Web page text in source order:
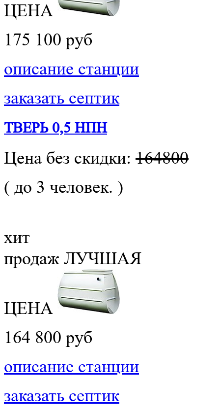
ЦЕНА
175 100 руб
описание станции
заказать септик
ТВЕРЬ 0,5 НПН
Цена без скидки: 164800
( до 3 человек. )
хит
продаж ЛУЧШАЯ
ЦЕНА
164 800 руб
описание станции
заказать септик